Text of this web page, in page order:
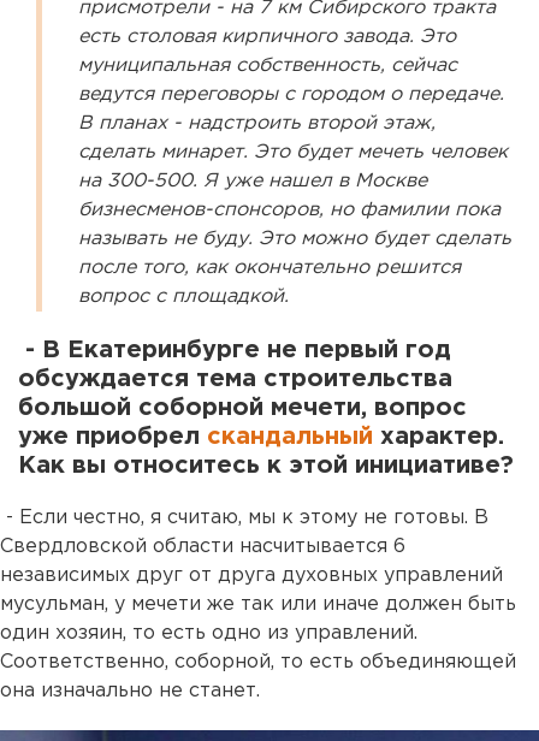
присмотрели - на 7 км Сибирского тракта
есть столовая кирпичного завода. Это
муниципальная собственность, сейчас
ведутся переговоры с городом о передаче.
В планах - надстроить второй этаж,
сделать минарет. Это будет мечеть человек
на 300-500. Я уже нашел в Москве
бизнесменов-спонсоров, но фамилии пока
называть не буду. Это можно будет сделать
после того, как окончательно решится
вопрос с площадкой.
- В Екатеринбурге не первый год
обсуждается тема строительства
большой соборной мечети, вопрос
уже приобрел скандальный характер.
Как вы относитесь к этой инициативе?
- Если честно, я считаю, мы к этому не готовы. В
Свердловской области насчитывается 6
независимых друг от друга духовных управлений
мусульман, у мечети же так или иначе должен быть
один хозяин, то есть одно из управлений.
Соответственно, соборной, то есть объединяющей
она изначально не станет.